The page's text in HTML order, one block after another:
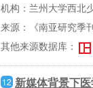
机构：兰州大学西北
来源：《南亚研究季
其他来源数据库：
12 新媒体背景下